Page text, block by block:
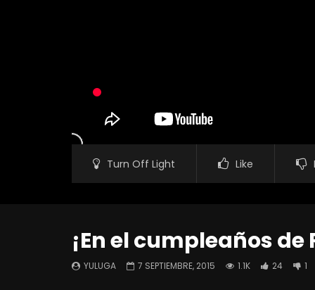
Turn Off Light Like
¡En el cumpleaños de
YULUGA 7 SEPTIEMBRE, 2015 1.1K 24 1